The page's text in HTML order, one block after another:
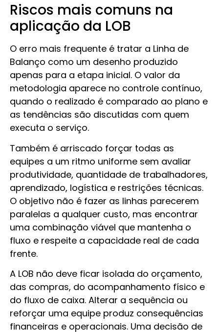
Riscos mais comuns na
aplicação da LOB
O erro mais frequente é tratar a Linha de
Balanço como um desenho produzido
apenas para a etapa inicial. O valor da
metodologia aparece no controle contínuo,
quando o realizado é comparado ao plano e
as tendências são discutidas com quem
executa o serviço.
Também é arriscado forçar todas as
equipes a um ritmo uniforme sem avaliar
produtividade, quantidade de trabalhadores,
aprendizado, logística e restrições técnicas.
O objetivo não é fazer as linhas parecerem
paralelas a qualquer custo, mas encontrar
uma combinação viável que mantenha o
fluxo e respeite a capacidade real de cada
frente.
A LOB não deve ficar isolada do orçamento,
das compras, do acompanhamento físico e
do fluxo de caixa. Alterar a sequência ou
reforçar uma equipe produz consequências
financeiras e operacionais. Uma decisão de